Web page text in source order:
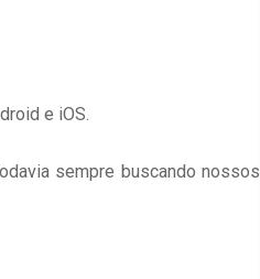
e iOS.
sempre buscando nossos